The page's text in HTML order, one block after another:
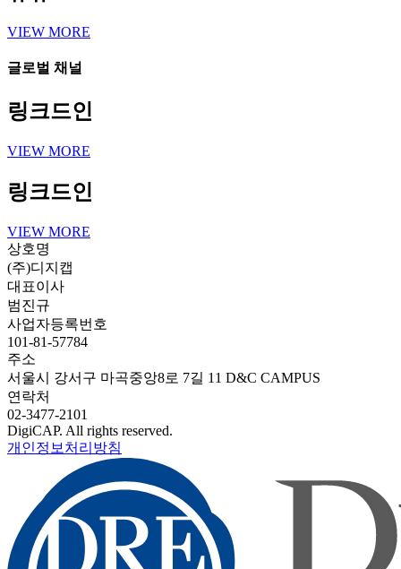
VIEW MORE
글로벌 채널
링크드인
VIEW MORE
링크드인
VIEW MORE
상호명
(주)디지캡
대표이사
범진규
사업자등록번호
101-81-57784
주소
서울시 강서구 마곡중앙8로 7길 11 D&C CAMPUS
연락처
02-3477-2101
DigiCAP. All rights reserved.
개인정보처리방침